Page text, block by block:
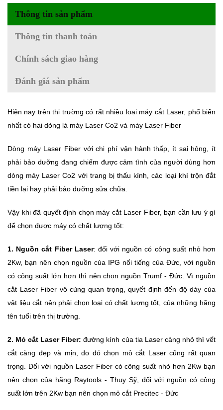
Thông tin sản phẩm
Thông tin thanh toán
Chính sách giao hàng
Đánh giá sản phẩm
Hiện nay trên thị trường có rất nhiều loại máy cắt Laser, phổ biến
nhất có hai dòng là máy Laser Co2 và máy Laser Fiber
Dòng máy Laser Fiber với chi phí vận hành thấp, ít sai hỏng, ít
phải bảo dưỡng đang chiếm được cảm tình của người dùng hơn
dòng máy Laser Co2 với trang bị thấu kính, các loại khí trộn đắt
tiền lại hay phải bảo dưỡng sửa chữa.
Vậy khi đã quyết định chọn máy cắt Laser Fiber, bạn cần lưu ý gì
để chọn được máy có chất lượng tốt:
1. Nguồn cắt Fiber Laser: đối với nguồn có công suất nhỏ hơn
2Kw, bạn nên chọn nguồn của IPG nổi tiếng của Đức, với nguồn
có công suất lớn hơn thì nên chọn nguồn Trumf - Đức. Vì nguồn
cắt Laser Fiber vô cùng quan trọng, quyết định đến độ dày của
vật liệu cắt nên phải chọn loại có chất lượng tốt, của những hãng
tên tuổi trên thị trường.
2. Mỏ cắt Laser Fiber: đường kính của tia Laser càng nhỏ thì vết
cắt càng đẹp và mịn, do đó chọn mỏ cắt Laser cũng rất quan
trọng. Đối với nguồn Laser Fiber có công suất nhỏ hơn 2Kw bạn
nên chọn của hãng Raytools - Thụy Sỹ, đối với nguồn có công
suất lớn trên 2Kw bạn nên chọn mỏ cắt Precitec - Đức